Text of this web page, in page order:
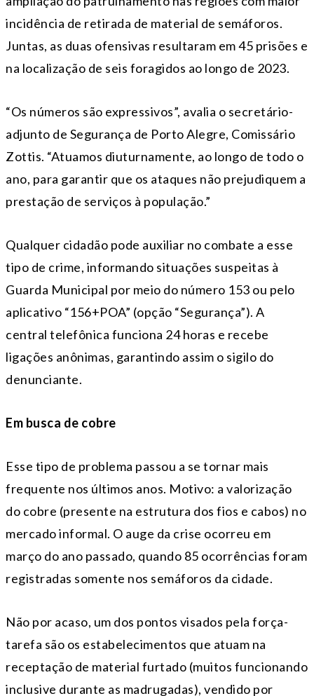
incidência de retirada de material de semáforos.
Juntas, as duas ofensivas resultaram em 45 prisões e
na localização de seis foragidos ao longo de 2023.
“Os números são expressivos”, avalia o secretário-
adjunto de Segurança de Porto Alegre, Comissário
Zottis. “Atuamos diuturnamente, ao longo de todo o
ano, para garantir que os ataques não prejudiquem a
prestação de serviços à população.”
Qualquer cidadão pode auxiliar no combate a esse
tipo de crime, informando situações suspeitas à
Guarda Municipal por meio do número 153 ou pelo
aplicativo “156+POA” (opção “Segurança”). A
central telefônica funciona 24 horas e recebe
ligações anônimas, garantindo assim o sigilo do
denunciante.
Em busca de cobre
Esse tipo de problema passou a se tornar mais
frequente nos últimos anos. Motivo: a valorização
do cobre (presente na estrutura dos fios e cabos) no
mercado informal. O auge da crise ocorreu em
março do ano passado, quando 85 ocorrências foram
registradas somente nos semáforos da cidade.
Não por acaso, um dos pontos visados pela força-
tarefa são os estabelecimentos que atuam na
receptação de material furtado (muitos funcionando
inclusive durante as madrugadas), vendido por